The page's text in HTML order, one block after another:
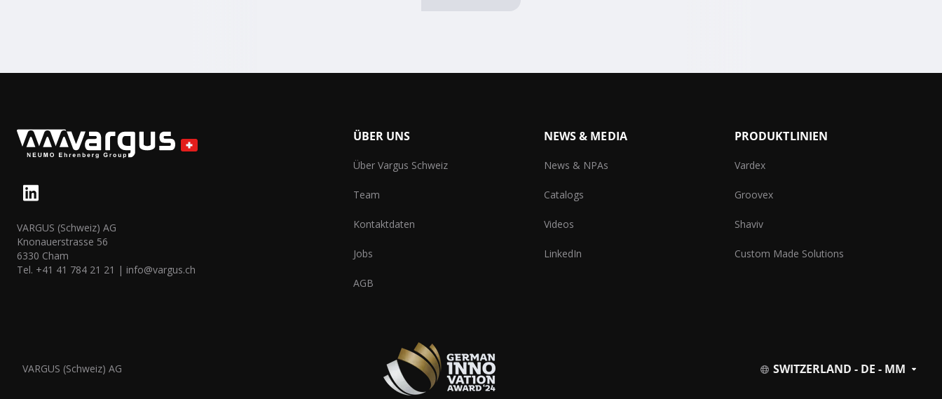
VARGUS (Schweiz) AG
Knonauerstrasse 56
6330 Cham
Tel. +41 41 784 21 21 | info@vargus.ch
ÜBER UNS
Über Vargus Schweiz
Team
Kontaktdaten
Jobs
AGB
NEWS & MEDIA
News & NPAs
Catalogs
Videos
LinkedIn
PRODUKTLINIEN
Vardex
Groovex
Shaviv
Custom Made Solutions
VARGUS (Schweiz) AG SWITZERLAND - DE - MM